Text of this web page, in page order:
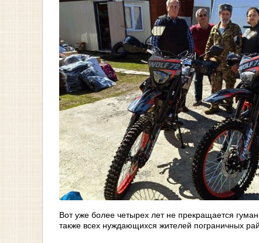
Вот уже более четырех лет не прекращается
также всех нуждающихся жителей пограничных